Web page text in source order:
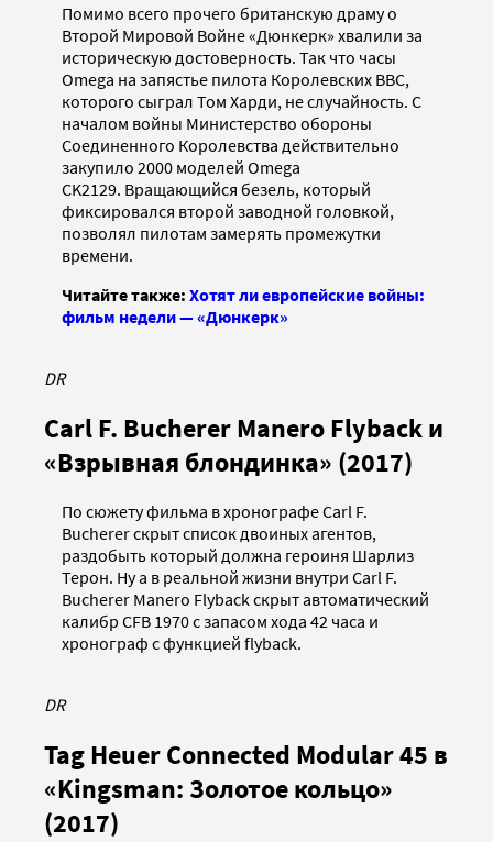
Помимо всего прочего британскую драму о
Второй Мировой Войне «Дюнкерк» хвалили за
историческую достоверность. Так что часы
Omega на запястье пилота Королевских ВВС,
которого сыграл Том Харди, не случайность. С
началом войны Министерство обороны
Соединенного Королевства действительно
закупило 2000 моделей Omega
CK2129. Вращающийся безель, который
фиксировался второй заводной головкой,
позволял пилотам замерять промежутки
времени.
Читайте также: Хотят ли европейские войны:
фильм недели — «Дюнкерк»
DR
Carl F. Bucherer Manero Flyback и
«Взрывная блондинка» (2017)
По сюжету фильма в хронографе Carl F.
Bucherer скрыт список двоиных агентов,
раздобыть который должна героиня Шарлиз
Терон. Ну а в реальной жизни внутри Carl F.
Bucherer Manero Flyback скрыт автоматический
калибр CFB 1970 с запасом хода 42 часа и
хронограф с функцией flyback.
DR
Tag Heuer Connected Modular 45 в
«Kingsman: Золотое кольцо»
(2017)